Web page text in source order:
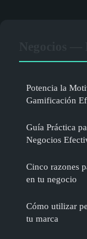
Potencia la
Gamificación
Guía Práctica
Negocios
Cinco razones
en tu negocio
Cómo utilizar
tu marca